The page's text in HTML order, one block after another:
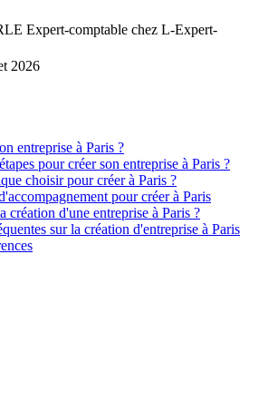
Expert-comptable chez L-Expert-
2026
entreprise à Paris ?
pour créer son entreprise à Paris ?
choisir pour créer à Paris ?
pour créer à Paris
création d'une entreprise à Paris ?
sur la création d'entreprise à Paris